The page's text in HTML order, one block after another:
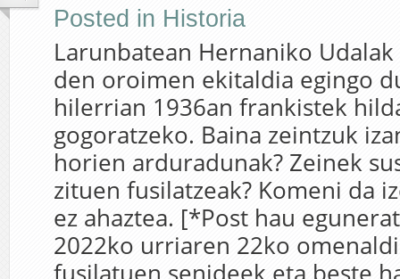
Posted in Historia
Larunbatean Hernaniko
den oroimen ekitaldia egingo
hilerrian 1936an frankistek
gogoratzeko. Baina zeintzuk
horien arduradunak? Zeinek
zituen fusilatzeak? Komeni da
ez ahaztea. [*Post hau
2022ko urriaren 22ko